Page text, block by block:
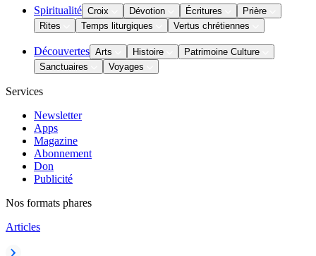
Spiritualité Croix Dévotion Écritures
Prière
Rites
Temps liturgiques Vertus chrétiennes
Découvertes Arts Histoire
Patrimoine Culture
Sanctuaires
Voyages
Services
Newsletter
Apps
Magazine
Abonnement
Don
Publicité
Nos formats phares
Articles